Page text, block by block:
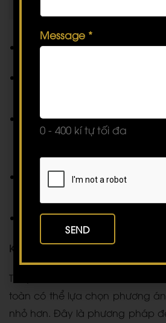
Những lưu ý khi thay thế túi
Chia sẻ đầy đủ thông tin sức
Tuân thủ hướng dẫn chăm
bác sĩ bao gồm uống thuốc
Nghỉ ngơi đầy đủ trong vài
Tránh vận động mạnh, mang
Kết luận:
Thay vì tháo bỏ hoàn toàn túi
toàn có thể lựa chọn phương
nhỏ hơn. Đây là phương pháp
Message *
0 - 400 kí tự tối đa